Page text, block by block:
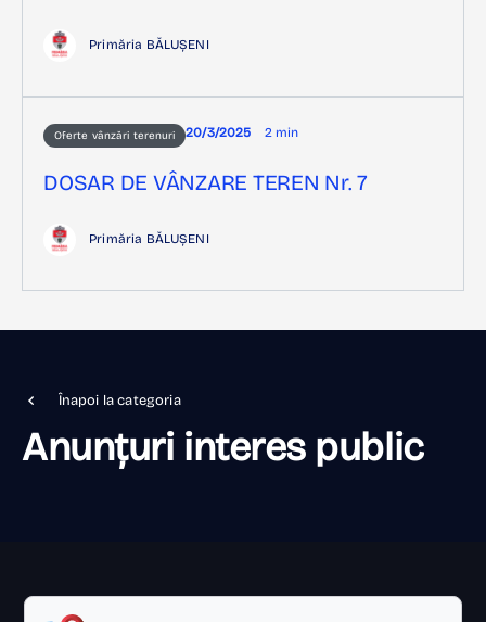
Primăria BĂLUȘENI
Oferte vânzări terenuri 20/3/2025 2 min
DOSAR DE VÂNZARE TEREN Nr. 7
Primăria BĂLUȘENI
Înapoi la categoria
Anunțuri interes public